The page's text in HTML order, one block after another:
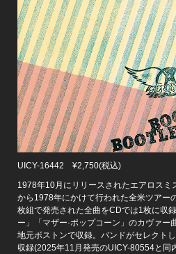
UICY-16442 ¥2,750(税込)
1978年10月にリリースされたエアロスミ
から1978年にかけて行われた全米ツアー
枚組で発売された全曲をCDでは1枚に収
ー」「マザー·ポップコーン」のカヴァー
地元ボストンで収録。バンドがセレクト
収録(2025年11月発売のUICY-80554と同